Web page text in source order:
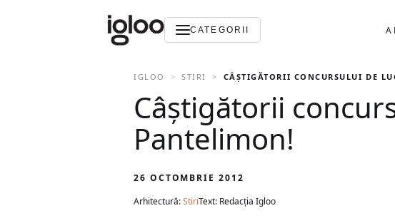
CATEGORII
IGLOO STIRI CÂŞTIGĂTORII CONCURSULUI DE
Câştigătorii
Pantelimon!
26 OCTOMBRIE 2012
Arhitectură:StiriText: Redacția Igloo